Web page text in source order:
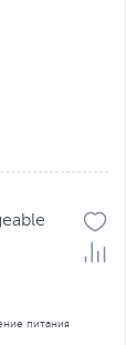
питания